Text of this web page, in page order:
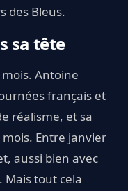
des Bleus.
sa tête
Antoine
français et
réalisme, et sa
Entre janvier
aussi bien avec
Mais tout cela